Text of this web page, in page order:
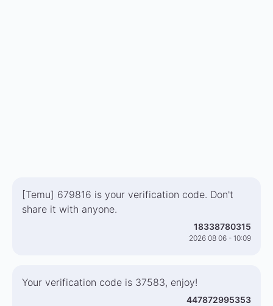
[Temu] 679816 is your verification code. Don't
share it with anyone.
18338780315
2026 08 06 - 10:09
Your verification code is 37583, enjoy!
447872995353